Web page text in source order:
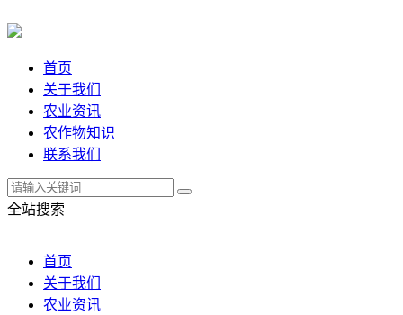
首页
关于我们
农业资讯
农作物知识
联系我们
全站搜索
首页
关于我们
农业资讯